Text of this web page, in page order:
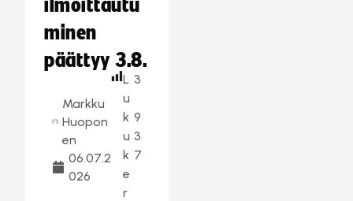
ilmoittautu
minen
päättyy 3.8.
Markku
Huopon
en
06.07.2
026
L
u
k
u
k
e
r
3
9
3
7